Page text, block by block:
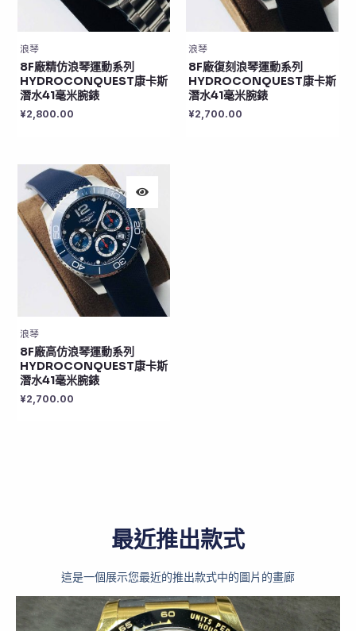
浪琴
8F廠精仿浪琴運動系列
HYDROCONQUEST康卡斯
潛水41毫米腕錶
¥2,800.00
浪琴
8F廠復刻浪琴運動系列
HYDROCONQUEST康卡斯
潛水41毫米腕錶
¥2,700.00
浪琴
8F廠高仿浪琴運動系列
HYDROCONQUEST康卡斯
潛水41毫米腕錶
¥2,700.00
最近推出款式
這是一個展示您最近的推出款式中的圖片的畫廊